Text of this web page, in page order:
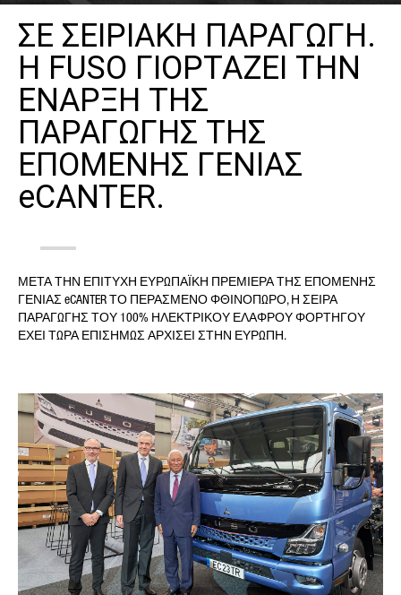
ΣΕ ΣΕΙΡΙΑΚΗ ΠΑΡΑΓΩΓΗ.
Η FUSO ΓΙΟΡΤΑΖΕΙ ΤΗΝ
ΕΝΑΡΞΗ ΤΗΣ
ΠΑΡΑΓΩΓΗΣ ΤΗΣ
ΕΠΟΜΕΝΗΣ ΓΕΝΙΑΣ
eCANTER.
ΕΠΏΝΥΜΟ*
ΚΑΤΗΓΟΡΊΑ ΑΙΤΉΜΑΤΟΣ*
Η ΧΏΡΑ ΣΑΣ*
E-MAIL*
ΑΡΙΘΜΌΣ ΤΗΛΕΦΏΝΟΥ*
ΤΟ ΜΉΝΥΜΆ ΣΑΣ (ΠΡΟΑΙΡΕΤΙΚΉ
ΕΠΙΛΟΓΉ)
ΜΕΤΑ ΤΗΝ ΕΠΙΤΥΧΗ ΕΥΡΩΠΑΪΚΗ ΠΡΕΜΙΕΡΑ ΤΗΣ ΕΠΟΜΕΝΗΣ
ΓΕΝΙΑΣ eCANTER ΤΟ ΠΕΡΑΣΜΕΝΟ ΦΘΙΝΟΠΩΡΟ, Η ΣΕΙΡΑ
ΠΑΡΑΓΩΓΗΣ ΤΟΥ 100% ΗΛΕΚΤΡΙΚΟΥ ΕΛΑΦΡΟΥ ΦΟΡΤΗΓΟΥ
ΕΧΕΙ ΤΩΡΑ ΕΠΙΣΗΜΩΣ ΑΡΧΙΣΕΙ ΣΤΗΝ ΕΥΡΩΠΗ.